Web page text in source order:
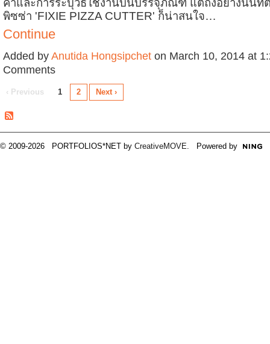
ค้าและการระบุวิธีใช้งานบนบรรจุภัณฑ์ แต่ถึงอย่างนั้นที่
พิซซ่า 'FIXIE PIZZA CUTTER' ก็น่าสนใจ…
Continue
Added by Anutida Hongsipchet on March 10, 2014 at
Comments
‹ Previous 1 2 Next ›
© 2009-2026 PORTFOLIOS*NET by CreativeMOVE . Powered by